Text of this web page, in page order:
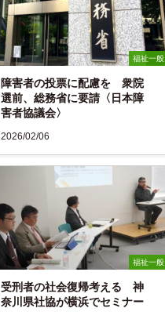
福祉一般
障害者の投票に配慮を 衆院
選前、総務省に要請〈日本障
害者協議会〉
2026/02/06
福祉一般
受刑者の社会復帰考える 神
奈川県社協が横浜でセミナー